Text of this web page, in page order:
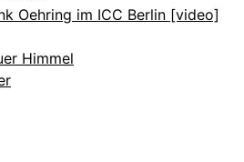
Oehring im ICC Berlin [video]
Himmel